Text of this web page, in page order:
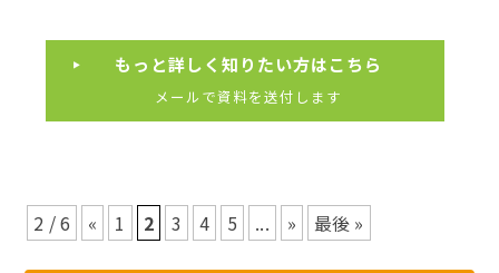
もっと詳しく知りたい方はこちら
メールで資料を送付します
2 / 6 « 1 2 3 4 5 ... » 最後 »